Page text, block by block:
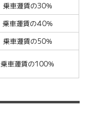
乗車運賃の30％
乗車運賃の40％
乗車運賃の50％
乗車運賃の100％